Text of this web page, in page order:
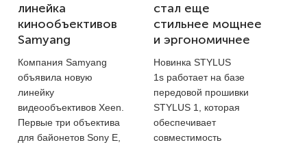
линейка
кинообъективов
Samyang
Компания Samyang
объявила новую
линейку
видеообъективов Xeen.
Первые три объектива
для байонетов Sony E,
стал еще
стильнее мощнее
и эргономичнее
Новинка STYLUS
1s работает на базе
передовой прошивки
STYLUS 1, которая
обеспечивает
совместимость